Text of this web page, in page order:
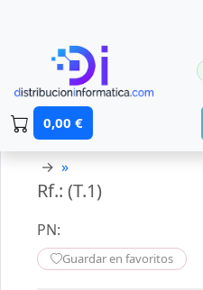
0,00 €
→ »
Rf.: (T.1)
PN:
Guardar en favoritos